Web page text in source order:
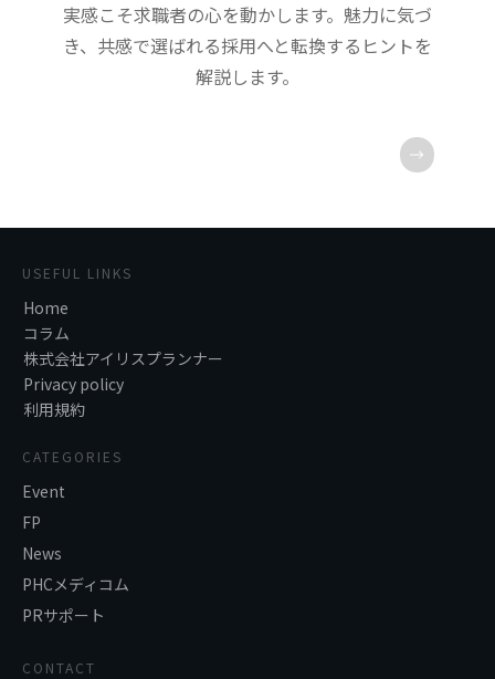
実感こそ求職者の心を動かします。魅力に気づ
き、共感で選ばれる採用へと転換するヒントを
解説します。
USEFUL LINKS
Home
コラム
株式会社アイリスプランナー
Privacy policy
利用規約
CATEGORIES
Event
FP
News
PHCメディコム
PRサポート
CONTACT